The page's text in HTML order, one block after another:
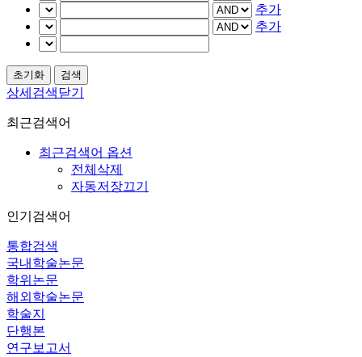
추가
추가
상세검색닫기
최근검색어
최근검색어 옵션
전체삭제
자동저장끄기
인기검색어
통합검색
국내학술논문
학위논문
해외학술논문
학술지
단행본
연구보고서